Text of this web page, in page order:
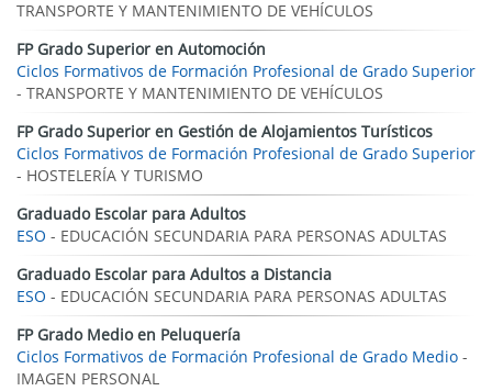
TRANSPORTE Y MANTENIMIENTO DE VEHÍCULOS
FP Grado Superior en Automoción
Ciclos Formativos de Formación Profesional de Grado Superior
- TRANSPORTE Y MANTENIMIENTO DE VEHÍCULOS
FP Grado Superior en Gestión de Alojamientos Turísticos
Ciclos Formativos de Formación Profesional de Grado Superior
- HOSTELERÍA Y TURISMO
Graduado Escolar para Adultos
ESO - EDUCACIÓN SECUNDARIA PARA PERSONAS ADULTAS
Graduado Escolar para Adultos a Distancia
ESO - EDUCACIÓN SECUNDARIA PARA PERSONAS ADULTAS
FP Grado Medio en Peluquería
Ciclos Formativos de Formación Profesional de Grado Medio -
IMAGEN PERSONAL